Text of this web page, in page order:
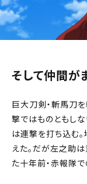
そして仲間が
巨大刀剣・斬馬刀
撃ではものともし
は連撃を打ち込む
えた。だが左之助
た十年前・赤報隊